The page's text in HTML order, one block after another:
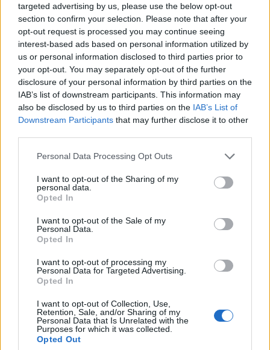
targeted advertising by us, please use the below opt-out
section to confirm your selection. Please note that after your
opt-out request is processed you may continue seeing
interest-based ads based on personal information utilized by
us or personal information disclosed to third parties prior to
your opt-out. You may separately opt-out of the further
disclosure of your personal information by third parties on the
IAB’s list of downstream participants. This information may
also be disclosed by us to third parties on the IAB’s List of
Downstream Participants that may further disclose it to other
Please note that this website/app uses one or more Google
not limited to your visit or usage behaviour. You may click to
grant or deny consent to Google and its third-party tags to
use your data for below specified purposes in below Google
consent section.
Personal Data Processing Opt Outs
I want to opt-out of the Sharing of my
personal data.
Opted In
I want to opt-out of the Sale of my
Personal Data.
Opted In
I want to opt-out of processing my
Personal Data for Targeted Advertising.
Opted In
I want to opt-out of Collection, Use,
Retention, Sale, and/or Sharing of my
Personal Data that Is Unrelated with the
Purposes for which it was collected.
Opted Out
F
a
ce
b
o
o
k
T
w
it
te
r
Pi
n
te
re
st
W
h
at
s
A
p
p
S
h
a
re
Articolo precedente
Prossimo articolo
NOTIZIE RECENTI
“Sul filo del discorso”: sold out ad Olbia per il
reading su Atzeni
center di Tegge
Esce di strada con l’auto ad Arzachena: ferito il
conducente
Turiste si perdono a Tavolara: salvate dai vigili
del fuoco